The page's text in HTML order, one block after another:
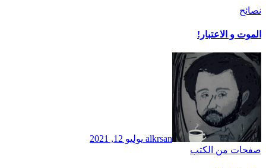
نصائح
الموت و الاعتبار!
alkrsan يوليو 12, 2021
صفحات من الكتب